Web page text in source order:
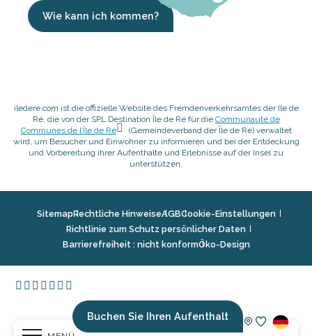
Buchen Sie Ihren Aufenthalt
Wie kann ich kommen?
iledere.com ist die offizielle Website des Fremdenverkehrsamtes der Ile de
Ré, die von der SPL Destination Île de Ré für die Communauté de
Communes de l’Île de Ré
(Gemeindeverband der Île de Ré) verwaltet
wird, um Besucher und Einwohner zu informieren und bei der Entdeckung
und Vorbereitung ihrer Aufenthalte und Erlebnisse auf der Insel zu
unterstützen.
SitemapRechtliche HinweiseAGBCookie-Einstellungen
Richtlinie zum Schutz persönlicher Daten
Barrierefreiheit : nicht konformÖko-Design